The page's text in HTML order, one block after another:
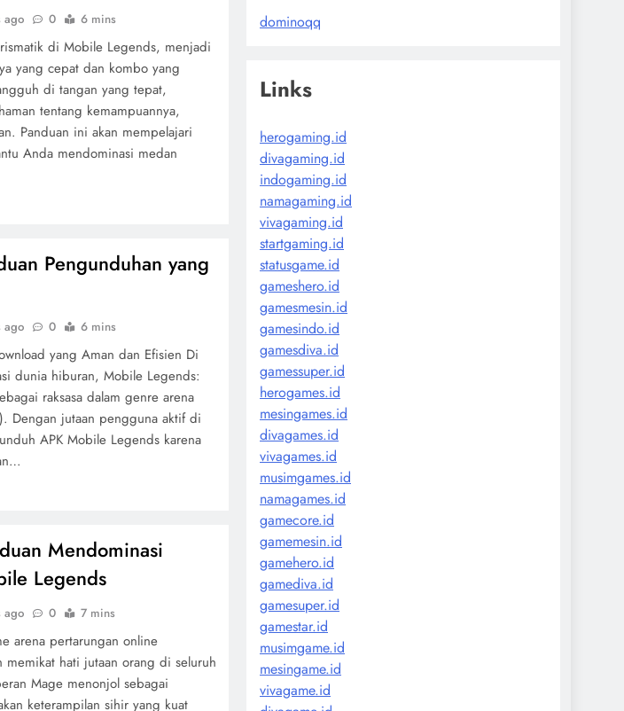
ago 0 6 mins
di Mobile Legends, menjadi
yang cepat dan kombo yang
di tangan yang tepat,
tentang kemampuannya,
Panduan ini akan mempelajari
Anda mendominasi medan
Pengunduhan yang
ago 0 6 mins
yang Aman dan Efisien Di
dunia hiburan, Mobile Legends:
raksasa dalam genre arena
Dengan jutaan pengguna aktif di
APK Mobile Legends karena
Mendominasi
Legends
ago 0 7 mins
arena pertarungan online
hati jutaan orang di seluruh
Mage menonjol sebagai
keterampilan sihir yang kuat
dominoqq
Links
herogaming.id
divagaming.id
indogaming.id
namagaming.id
vivagaming.id
startgaming.id
statusgame.id
gameshero.id
gamesmesin.id
gamesindo.id
gamesdiva.id
gamessuper.id
herogames.id
mesingames.id
divagames.id
vivagames.id
musimgames.id
namagames.id
gamecore.id
gamemesin.id
gamehero.id
gamediva.id
gamesuper.id
gamestar.id
musimgame.id
mesingame.id
vivagame.id